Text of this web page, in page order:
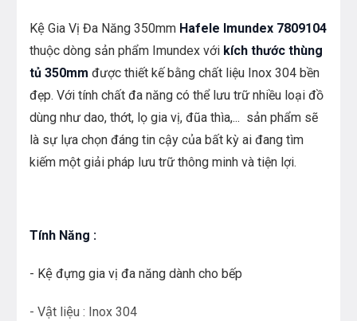
Kệ Gia Vị Đa Năng 350mm Hafele Imundex 7809104
thuộc dòng sản phẩm Imundex với kích thước thùng
tủ 350mm được thiết kế bằng chất liệu Inox 304 bền
đẹp. Với tính chất đa năng có thể lưu trữ nhiều loại đồ
dùng như dao, thớt, lọ gia vị, đũa thìa,... sản phẩm sẽ
là sự lựa chọn đáng tin cậy của bất kỳ ai đang tìm
kiếm một giải pháp lưu trữ thông minh và tiện lợi.
Tính Năng :
- Kệ đựng gia vị đa năng dành cho bếp
- Vật liệu : Inox 304